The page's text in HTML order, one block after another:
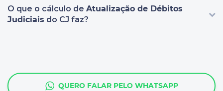
O que o cálculo de Atualização de Débitos
Judiciais do CJ faz?
QUERO FALAR PELO WHATSAPP